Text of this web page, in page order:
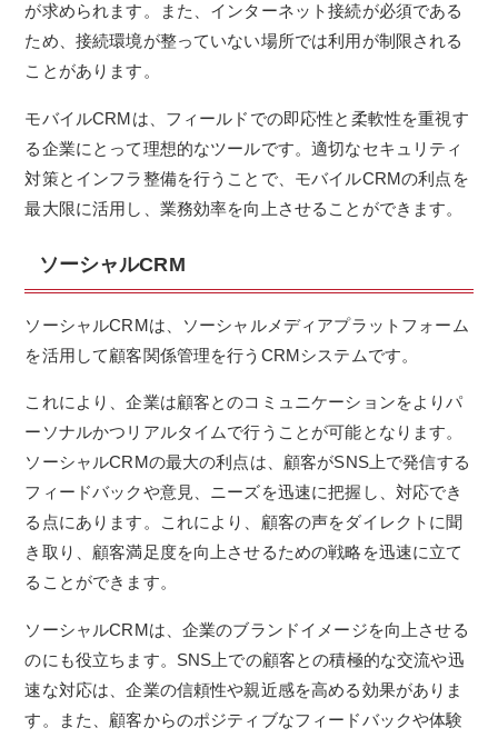
が求められます。また、インターネット接続が必須である
ため、接続環境が整っていない場所では利用が制限される
ことがあります。
モバイルCRMは、フィールドでの即応性と柔軟性を重視す
る企業にとって理想的なツールです。適切なセキュリティ
対策とインフラ整備を行うことで、モバイルCRMの利点を
最大限に活用し、業務効率を向上させることができます。
ソーシャルCRM
ソーシャルCRMは、ソーシャルメディアプラットフォーム
を活用して顧客関係管理を行うCRMシステムです。
これにより、企業は顧客とのコミュニケーションをよりパ
ーソナルかつリアルタイムで行うことが可能となります。
ソーシャルCRMの最大の利点は、顧客がSNS上で発信する
フィードバックや意見、ニーズを迅速に把握し、対応でき
る点にあります。これにより、顧客の声をダイレクトに聞
き取り、顧客満足度を向上させるための戦略を迅速に立て
ることができます。
ソーシャルCRMは、企業のブランドイメージを向上させる
のにも役立ちます。SNS上での顧客との積極的な交流や迅
速な対応は、企業の信頼性や親近感を高める効果がありま
す。また、顧客からのポジティブなフィードバックや体験